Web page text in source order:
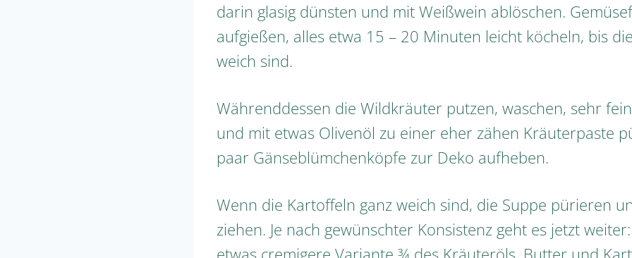
darin glasig dünsten und mit Weißwein ablöschen.
aufgießen, alles etwa 15 – 20 Minuten leicht köcheln, bis
weich sind.
Währenddessen die Wildkräuter putzen, waschen, sehr
und mit etwas Olivenöl zu einer eher zähen Kräuterpaste
paar Gänseblümchenköpfe zur Deko aufheben.
Wenn die Kartoffeln ganz weich sind, die Suppe pürieren
ziehen. Je nach gewünschter Konsistenz geht es jetzt